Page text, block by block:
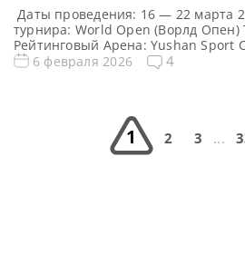
Даты проведения: 16 — 22 марта
турнира: World Open (Ворлд Опен)
Рейтинговый Арена: Yushan Sport
проведения (населенный пункт,
Турнирная таблица World Open
6 февраля 2026 4
1 2 3 ...